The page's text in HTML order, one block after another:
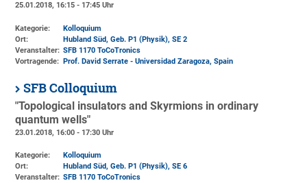
25.01.2018, 16:15 - 17:45 Uhr
Kategorie:
Kolloquium
Ort:
Hubland Süd, Geb. P1 (Physik), SE 2
Veranstalter: SFB 1170 ToCoTronics
Vortragende: Prof. David Serrate - Universidad Zaragoza, Spain
SFB Colloquium
"Topological insulators and Skyrmions in ordinary
quantum wells"
23.01.2018, 16:00 - 17:30 Uhr
Kategorie:
Kolloquium
Ort:
Hubland Süd, Geb. P1 (Physik), SE 6
Veranstalter: SFB 1170 ToCoTronics